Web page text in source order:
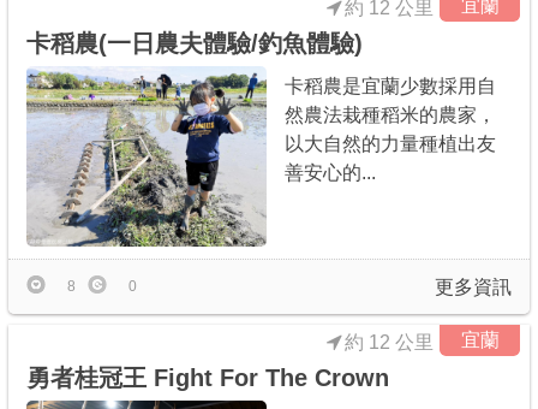
宜蘭
卡稻農(一日農夫體驗/釣魚體驗)
約 12 公里
卡稻農是宜蘭少數採用自
然農法栽種稻米的農家，
以大自然的力量種植出友
善安心的...
更多資訊
8 0
宜蘭
勇者桂冠王 Fight For The Crown
約 12 公里